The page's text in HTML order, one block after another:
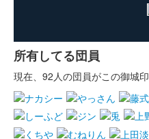
所有してる団員
現在、92人の団員がこの御城印